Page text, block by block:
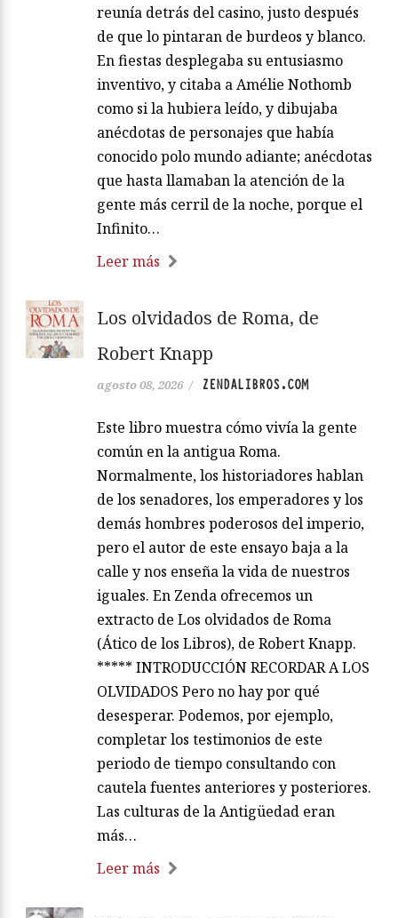
reunía detrás del casino, justo después
de que lo pintaran de burdeos y blanco.
En fiestas desplegaba su entusiasmo
inventivo, y citaba a Amélie Nothomb
como si la hubiera leído, y dibujaba
anécdotas de personajes que había
conocido polo mundo adiante; anécdotas
que hasta llamaban la atención de la
gente más cerril de la noche, porque el
Infinito…
Leer más
Los olvidados de Roma, de
Robert Knapp
agosto 08, 2026 / ZENDALIBROS.COM
Este libro muestra cómo vivía la gente
común en la antigua Roma.
Normalmente, los historiadores hablan
de los senadores, los emperadores y los
demás hombres poderosos del imperio,
pero el autor de este ensayo baja a la
calle y nos enseña la vida de nuestros
iguales. En Zenda ofrecemos un
extracto de Los olvidados de Roma
(Ático de los Libros), de Robert Knapp.
***** INTRODUCCIÓN RECORDAR A LOS
OLVIDADOS Pero no hay por qué
desesperar. Podemos, por ejemplo,
completar los testimonios de este
periodo de tiempo consultando con
cautela fuentes anteriores y posteriores.
Las culturas de la Antigüedad eran
más…
Leer más